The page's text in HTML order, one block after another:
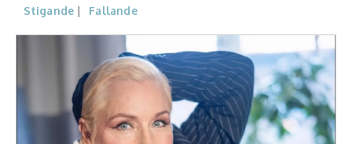
Konferencier
Workshopledare, facilitator
Stigande
Fallande